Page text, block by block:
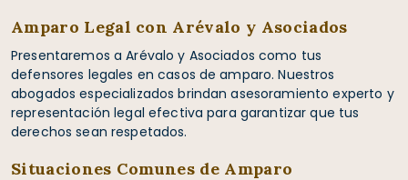
Amparo Legal con Arévalo y Asociados
Presentaremos a Arévalo y Asociados como tus
defensores legales en casos de amparo. Nuestros
abogados especializados brindan asesoramiento experto y
representación legal efectiva para garantizar que tus
derechos sean respetados.
Situaciones Comunes de Amparo